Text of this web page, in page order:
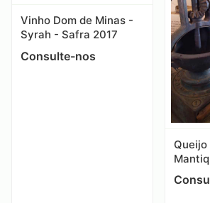
Vinho Dom de Minas -
Syrah - Safra 2017
Consulte-nos